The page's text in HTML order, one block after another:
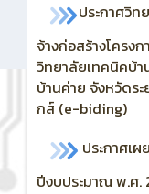
ประกาศวิท
จ้างก่อสร้างโครง
วิทยาลัยเทคนิคบ้า
บ้านค่าย จังหวัดร
กส์ (e-biding)
ประกาศเ
ปีงบประมาณ พ.ศ.